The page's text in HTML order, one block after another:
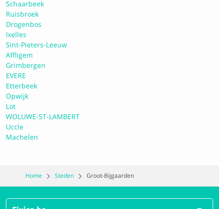
9.4 Perfect
Schaarbeek
Ruisbroek
Drogenbos
Ixelles
Sint-Pieters-Leeuw
Affligem
Grimbergen
EVERE
Etterbeek
Opwijk
Lot
WOLUWE-ST-LAMBERT
Uccle
Machelen
Home Steden Groot-Bijgaarden